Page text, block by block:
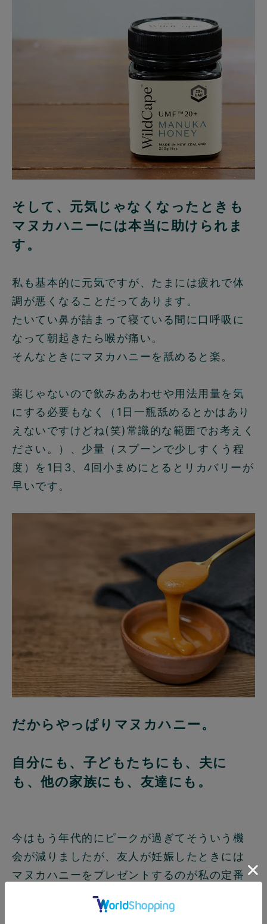
そして、元気じゃなくなったときも
マヌカハニーには本当に助けられま
す。
私も基本的に元気ですが、たまには疲れで体
調が悪くなることだってあります。
たいてい鼻が詰まって寝ている間に口呼吸に
なって朝起きたら喉が痛い。
そんなときにマヌカハニーを舐めると楽。
薬じゃないので飲みああわせや用法用量を気
にする必要もなく（1日一瓶舐めるとかはあり
えないですけどね(笑)常識的な範囲でお考えく
ださい。）、少量（スプーンで少しすくう程
度）を1日3、4回小まめにとるとリカバリーが
早いです。
だからやっぱりマヌカハニー。
自分にも、子どもたちにも、夫に
も、他の家族にも、友達にも。
今はもう年代的にピークが過ぎてそういう機
会が減りましたが、友人が妊娠したときには
マヌカハニーをプレゼントするのが私の定番
赤ちゃんのために不安多い妊娠期間、元気に